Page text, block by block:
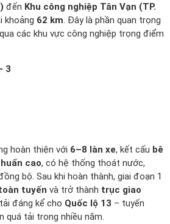
đến Khu công nghiệp Tân Vạn (TP.
khoảng 62 km . Đây là phần quan trọng
các khu vực công nghiệp trọng điểm
3
hoàn thiện với 6–8 làn xe, kết cấu bê
cao, có hệ thống thoát nước,
bộ. Sau khi hoàn thành, giai đoạn 1
tuyến và trở thành trục giao
đáng kể cho Quốc lộ 13 – tuyến
quá tải trong nhiều năm.